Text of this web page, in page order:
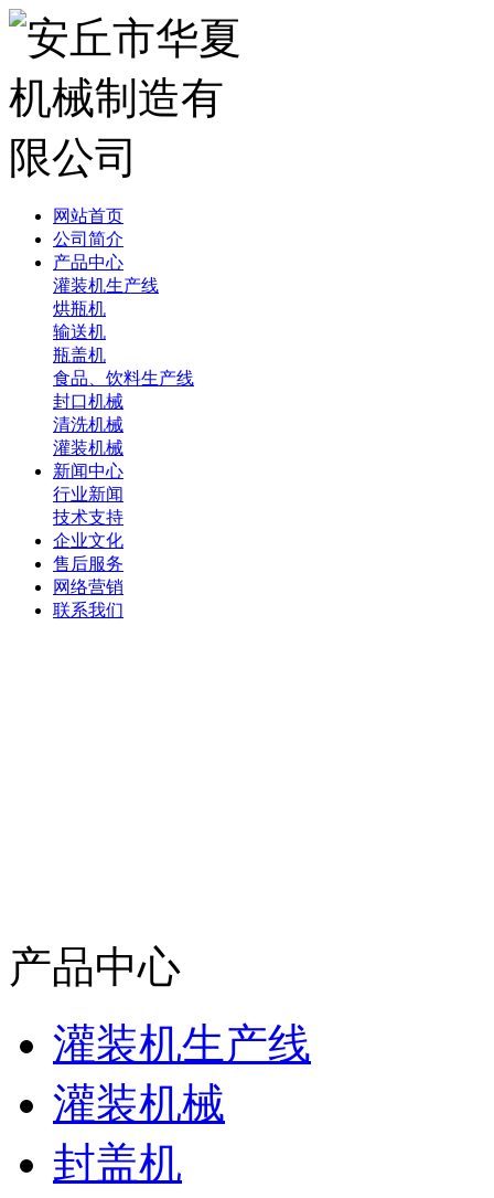
网站首页
公司简介
产品中心
灌装机生产线
烘瓶机
输送机
瓶盖机
食品、饮料生产线
封口机械
清洗机械
灌装机械
新闻中心
行业新闻
技术支持
企业文化
售后服务
网络营销
联系我们
产品中心
灌装机生产线
灌装机械
封盖机